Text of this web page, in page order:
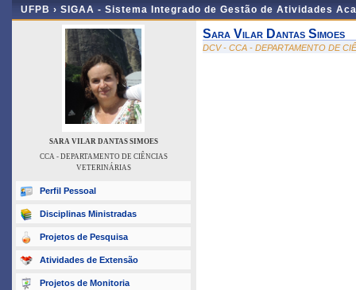
UFPB › SIGAA - Sistema Integrado de Gestão de Atividades
SARA VILAR DANTAS SIMOES
CCA - DEPARTAMENTO DE CIÊNCIAS
VETERINÁRIAS
Perfil Pessoal
Disciplinas Ministradas
Projetos de Pesquisa
Atividades de Extensão
Projetos de Monitoria
Sara Vilar Dantas Simoes
DCV - CCA - DEPARTAMENTO DE